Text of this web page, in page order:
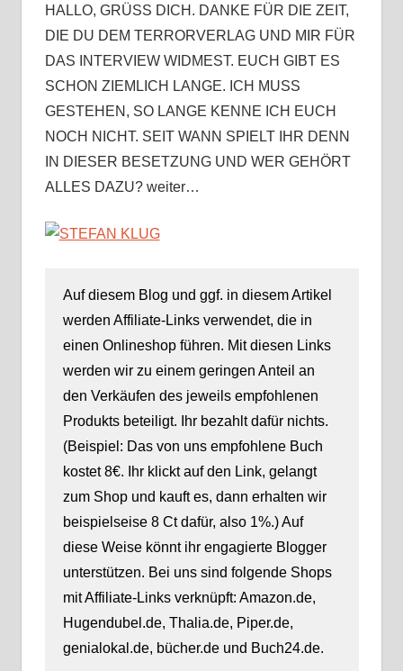
HALLO, GRÜSS DICH. DANKE FÜR DIE ZEIT,
DIE DU DEM TERRORVERLAG UND MIR FÜR
DAS INTERVIEW WIDMEST. EUCH GIBT ES
SCHON ZIEMLICH LANGE. ICH MUSS
GESTEHEN, SO LANGE KENNE ICH EUCH
NOCH NICHT. SEIT WANN SPIELT IHR DENN
IN DIESER BESETZUNG UND WER GEHÖRT
ALLES DAZU? weiter…
Auf diesem Blog und ggf. in diesem Artikel
werden Affiliate-Links verwendet, die in
einen Onlineshop führen. Mit diesen Links
werden wir zu einem geringen Anteil an
den Verkäufen des jeweils empfohlenen
Produkts beteiligt. Ihr bezahlt dafür nichts.
(Beispiel: Das von uns empfohlene Buch
kostet 8€. Ihr klickt auf den Link, gelangt
zum Shop und kauft es, dann erhalten wir
beispielseise 8 Ct dafür, also 1%.) Auf
diese Weise könnt ihr engagierte Blogger
unterstützen. Bei uns sind folgende Shops
mit Affiliate-Links verknüpft: Amazon.de,
Hugendubel.de, Thalia.de, Piper.de,
genialokal.de, bücher.de und Buch24.de.